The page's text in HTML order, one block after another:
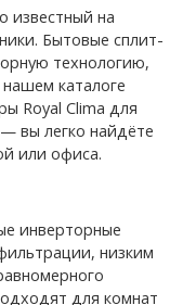
известный на
Бытовые сплит-
технологию,
каталоге
Royal Clima для
вы легко найдёте
или офиса.
инверторные
низким
для комнат